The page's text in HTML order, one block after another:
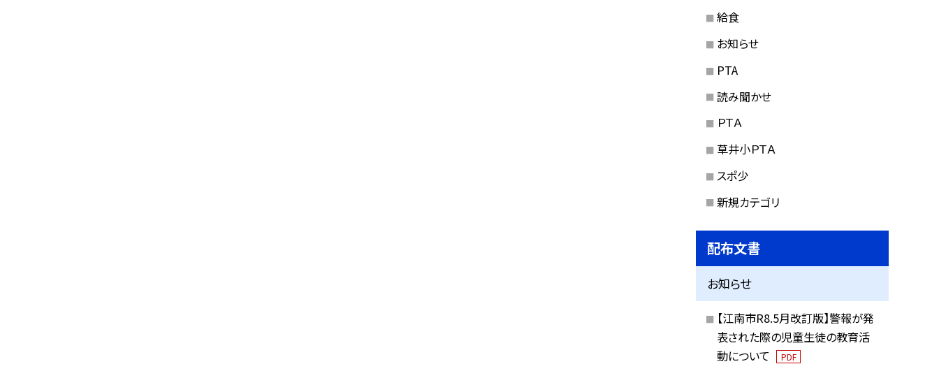
給食
お知らせ
PTA
読み聞かせ
ＰＴＡ
草井小ＰＴＡ
スポ少
新規カテゴリ
配布文書
お知らせ
【江南市R8.5月改訂版】警報が発
表された際の児童生徒の教育活
動について
PDF